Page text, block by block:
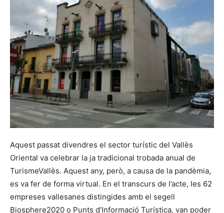
Aquest passat divendres el sector turístic del Vallès
Oriental va celebrar la ja tradicional trobada anual de
TurismeVallès. Aquest any, però, a causa de la pandèmia,
es va fer de forma virtual. En el transcurs de l’acte, les 62
empreses vallesanes distingides amb el segell
Biosphere2020 o Punts d’Informació Turística, van poder